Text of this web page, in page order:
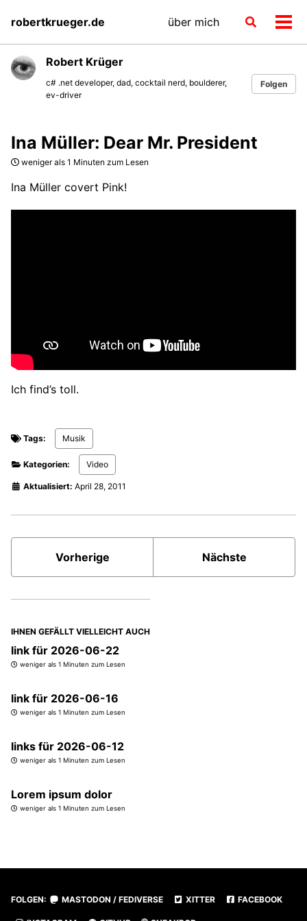
primary
navigation
content
footer
robertkrueger.de über mich
Toggle
Robert Krüger
c# .net developer, dad, cocktail nerd, boulderer,
ev-driver
Folgen
Ina Müller: Dear Mr. President
weniger als 1 Minuten zum Lesen
Ina Müller covert Pink!
Ich find’s toll.
Tags: Musik
Kategorien: Video
Aktualisiert: April 28, 2011
Vorherige Nächste
IHNEN GEFÄLLT VIELLEICHT AUCH
link für 2026-06-22
weniger als 1 Minuten zum Lesen
link für 2026-06-16
weniger als 1 Minuten zum Lesen
links für 2026-06-12
weniger als 1 Minuten zum Lesen
Lorem ipsum dolor
weniger als 1 Minuten zum Lesen
FOLGEN: MASTODON / FEDIVERSE XITTER FACEBOOK